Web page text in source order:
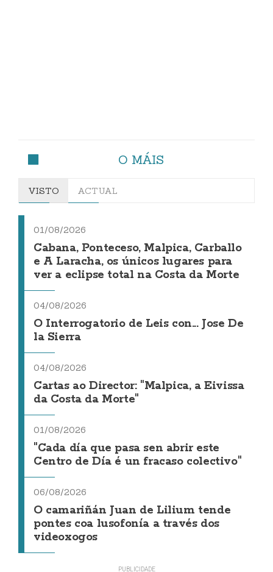
O MÁIS
VISTO ACTUAL
01/08/2026
Cabana, Ponteceso, Malpica, Carballo
e A Laracha, os únicos lugares para
ver a eclipse total na Costa da Morte
04/08/2026
O Interrogatorio de Leis con... Jose De
la Sierra
04/08/2026
Cartas ao Director: "Malpica, a Eivissa
da Costa da Morte"
01/08/2026
"Cada día que pasa sen abrir este
Centro de Día é un fracaso colectivo"
06/08/2026
O camariñán Juan de Lilium tende
pontes coa lusofonía a través dos
videoxogos